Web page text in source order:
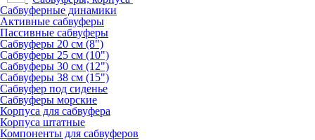
Сабвуферные динамики
Активные сабвуферы
Пассивные сабвуферы
Сабвуферы 20 см (8")
Сабвуферы 25 см (10")
Сабвуферы 30 см (12")
Сабвуферы 38 см (15")
Сабвуфер под сиденье
Сабвуферы морские
Корпуса для сабвуфера
Корпуса штатные
Компоненты для сабвуферов